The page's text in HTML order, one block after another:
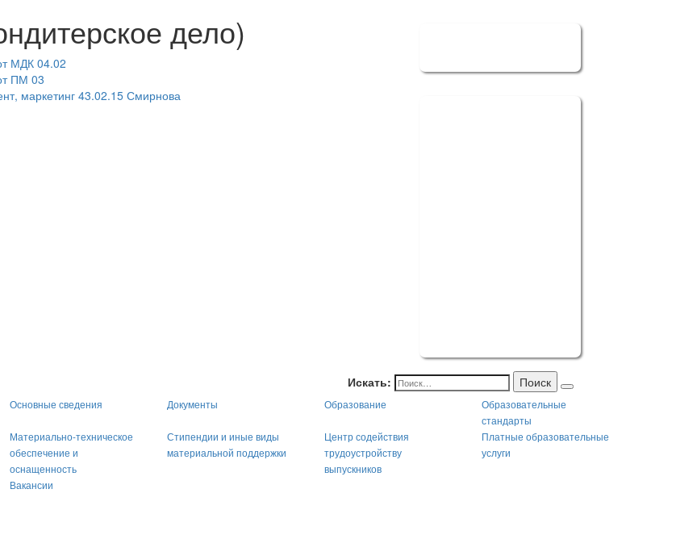
дело)
МДК 04.02
ПМ 03
маркетинг 43.02.15 Смирнова
Искать: Поиск
Основные сведения Документы Образование
Образовательные
стандарты
Материально-техническое
обеспечение и
оснащенность
Стипендии и иные виды
материальной поддержки
Центр содействия
трудоустройству
выпускников
Платные образовательные
услуги
Вакансии